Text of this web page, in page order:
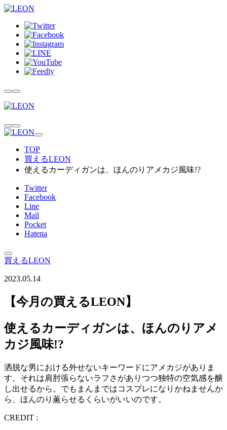
TOP
買えるLEON
使えるカーディガンは、ほんのりアメカジ風味!?
Twitter
Facebook
Line
Mail
Pocket
Hatena
買えるLEON
2023.05.14
【今月の買えるLEON】
使えるカーディガンは、ほんのりアメ
カジ風味!?
洒脱な男における外せないキーワードにアメカジがありま
す。それは肩肘張らないラフさがありつつ独特の空気感を醸
し出せるから。でもまんまではコスプレになりかねませんか
ら、ほんのり薫らせるくらいがいいのです。
CREDIT :